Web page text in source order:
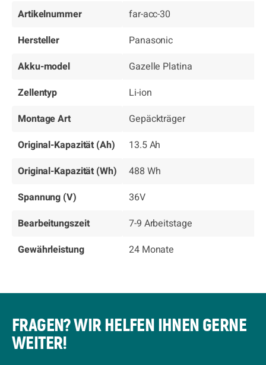
Artikelnummer
far-acc-30
Hersteller
Panasonic
Akku-model
Gazelle Platina
Zellentyp
Li-ion
Montage Art
Gepäckträger
Original-Kapazität (Ah)
13.5 Ah
Original-Kapazität (Wh)
488 Wh
Spannung (V)
36V
Bearbeitungszeit
7-9 Arbeitstage
Gewährleistung
24 Monate
FRAGEN? WIR HELFEN IHNEN GERNE
WEITER!